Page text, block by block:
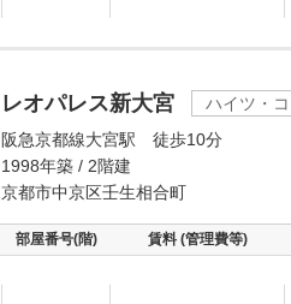
レオパレス新大宮
ハイツ・
阪急京都線大宮駅 徒歩10分
1998年築 / 2階建
京都市中京区壬生相合町
部屋番号(階) 賃料 (管理費等)